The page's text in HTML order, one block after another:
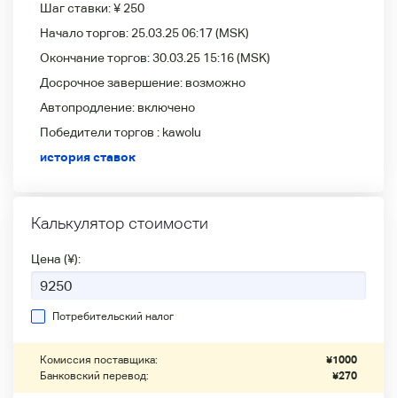
Шаг ставки:¥ 250
Начало торгов: 25.03.25 06:17(MSK)
Окончание торгов:30.03.25 15:16(MSK)
Досрочное завершение: возможно
Автопродление: включено
Победители
торгов : kawolu
история ставок
Калькулятор стоимости
Цена (¥):
Потребительский налог
Комиссия поставщика: ¥1000
Банковский перевод:
¥270